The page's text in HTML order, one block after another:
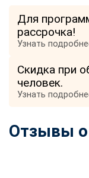
Для
рассрочка!
Узнать
Скидка при
человек.
Узнать
Отзывы
ChatApp
online
Мессенджеры
Свяжитесь с
Telegram